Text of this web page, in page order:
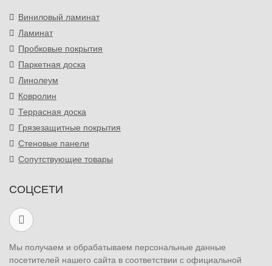
Виниловый ламинат
Ламинат
Пробковые покрытия
Паркетная доска
Линолеум
Ковролин
Террасная доска
Грязезащитные покрытия
Стеновые панели
Сопутствующие товары
СОЦСЕТИ
Мы получаем и обрабатываем персональные данные
посетителей нашего сайта в соответствии с официальной